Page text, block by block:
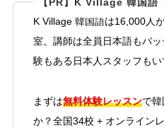
【PR】K Village 韓国語
K Village 韓国語は16,000人
室。講師は全員日本語もバ
験もある日本人スタッフもい
まずは無料体験レッスンで韓
か？全国34校 + オンライン